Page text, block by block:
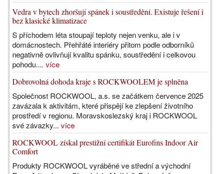
Vedra v bytech zhoršují spánek i soustředění. Existuje řešení i
bez klasické klimatizace
S příchodem léta stoupají teploty nejen venku, ale i v
domácnostech. Přehřáté interiéry přitom podle odborníků
negativně ovlivňují kvalitu spánku, soustředění i celkovou
pohodu.... více
Dobrovolná dohoda kraje s ROCKWOOLEM je splněna
Společnost ROCKWOOL, a.s. se začátkem července 2025
zavázala k aktivitám, které přispějí ke zlepšení životního
prostředí v regionu. Moravskoslezský kraj i ROCKWOOL
své závazky... více
ROCKWOOL získal prestižní certifikát Eurofins Indoor Air
Comfort
Produkty ROCKWOOL vyráběné ve střední a východní